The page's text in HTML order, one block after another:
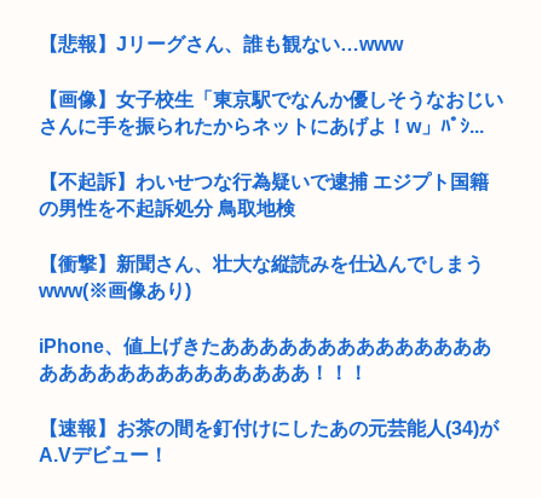
【悲報】Jリーグさん、誰も観ない…www
【画像】女子校生「東京駅でなんか優しそうなおじい
さんに手を振られたからネットにあげよ！w」ﾊﾟｼ...
【不起訴】わいせつな行為疑いで逮捕 エジプト国籍
の男性を不起訴処分 鳥取地検
【衝撃】新聞さん、壮大な縦読みを仕込んでしまう
www(※画像あり)
iPhone、値上げきたああああああああああああああ
ああああああああああああああ！！！
【速報】お茶の間を釘付けにしたあの元芸能人(34)が
A.Vデビュー！